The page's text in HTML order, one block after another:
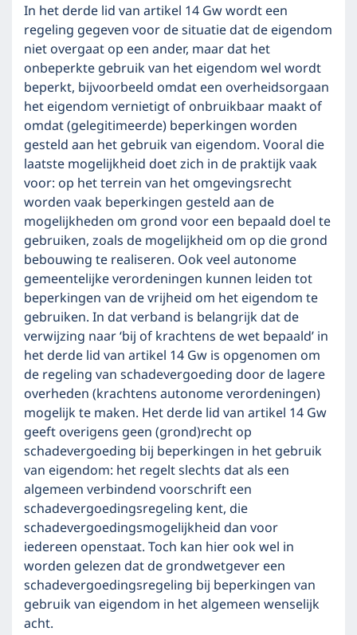
In het derde lid van artikel 14 Gw wordt een
regeling gegeven voor de situatie dat de eigendom
niet overgaat op een ander, maar dat het
onbeperkte gebruik van het eigendom wel wordt
beperkt, bijvoorbeeld omdat een overheidsorgaan
het eigendom vernietigt of onbruikbaar maakt of
omdat (gelegitimeerde) beperkingen worden
gesteld aan het gebruik van eigendom. Vooral die
laatste mogelijkheid doet zich in de praktijk vaak
voor: op het terrein van het omgevingsrecht
worden vaak beperkingen gesteld aan de
mogelijkheden om grond voor een bepaald doel te
gebruiken, zoals de mogelijkheid om op die grond
bebouwing te realiseren. Ook veel autonome
gemeentelijke verordeningen kunnen leiden tot
beperkingen van de vrijheid om het eigendom te
gebruiken. In dat verband is belangrijk dat de
verwijzing naar ‘bij of krachtens de wet bepaald’ in
het derde lid van artikel 14 Gw is opgenomen om
de regeling van schadevergoeding door de lagere
overheden (krachtens autonome verordeningen)
mogelijk te maken. Het derde lid van artikel 14 Gw
geeft overigens geen (grond)recht op
schadevergoeding bij beperkingen in het gebruik
van eigendom: het regelt slechts dat als een
algemeen verbindend voorschrift een
schadevergoedingsregeling kent, die
schadevergoedingsmogelijkheid dan voor
iedereen openstaat. Toch kan hier ook wel in
worden gelezen dat de grondwetgever een
schadevergoedingsregeling bij beperkingen van
gebruik van eigendom in het algemeen wenselijk
acht.